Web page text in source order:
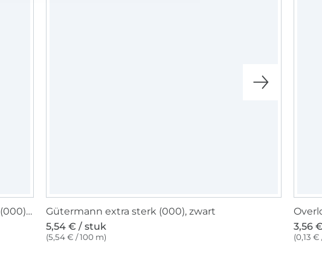
Gütermann siersteek- & knoopsgatgaren (000) zwart
Gütermann extra sterk (000), zwart
5,54 € / stuk
(5,54 € / 100 m)
3,56
(0,13 €